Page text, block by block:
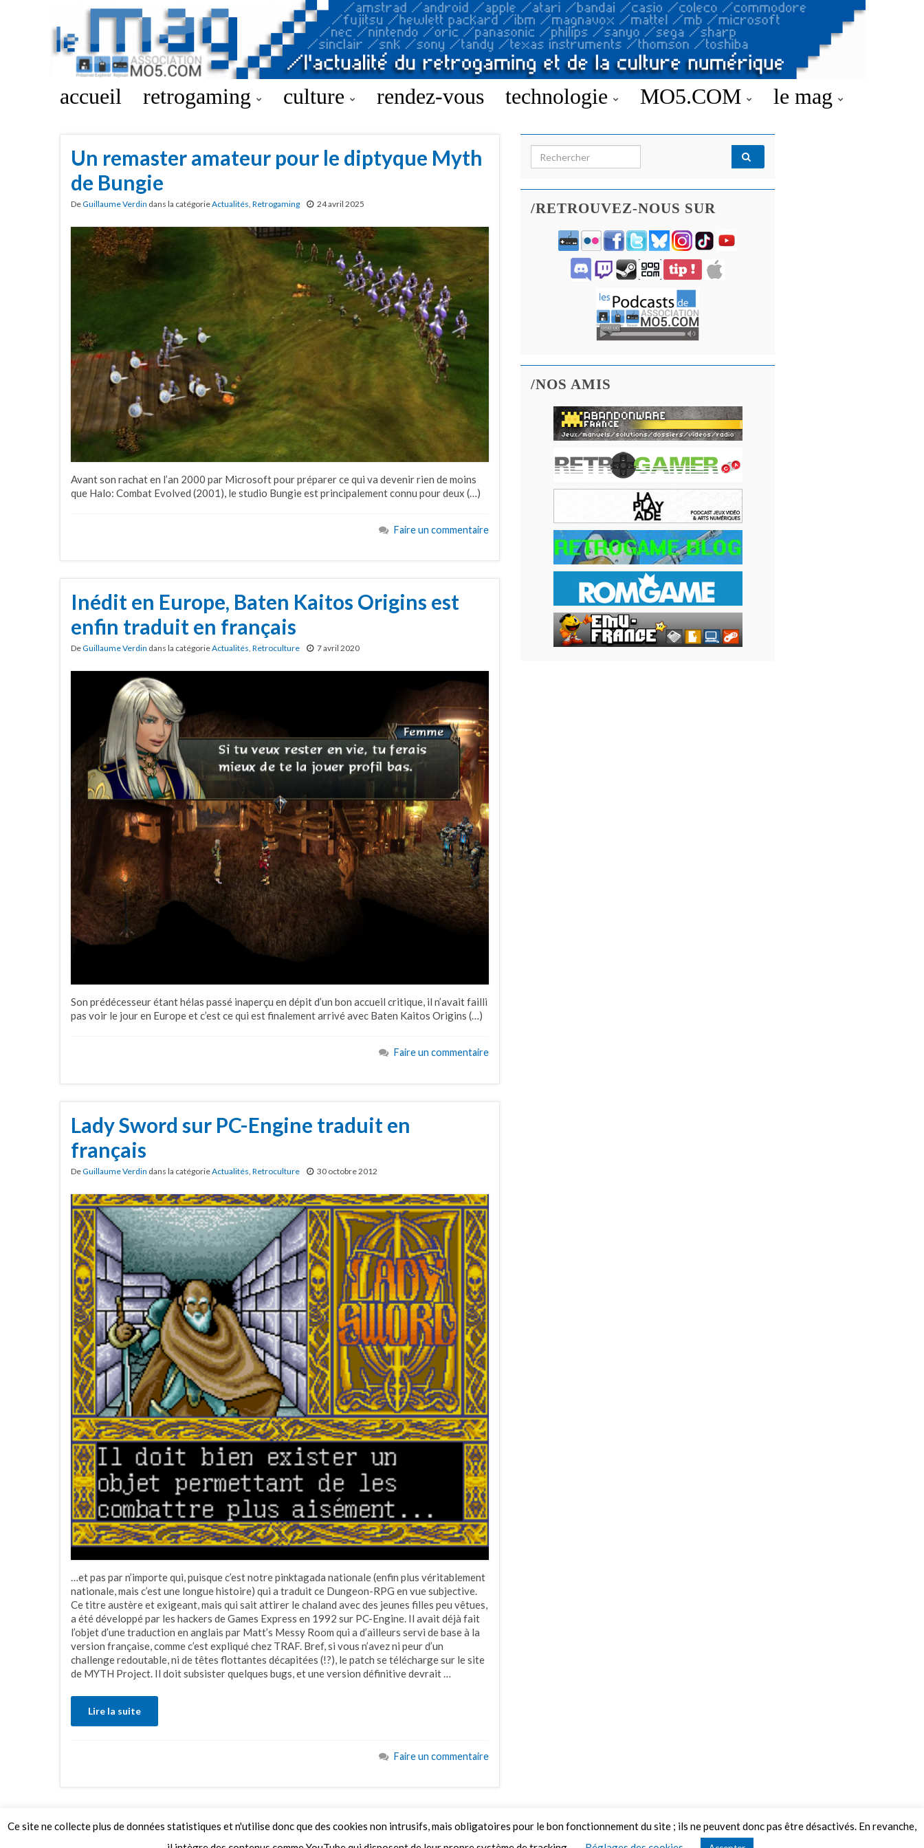
accueil retrogaming culture rendez-vous technologie MO5.COM le mag
Un remaster amateur pour le diptyque Myth
de Bungie
DeGuillaume Verdin dans la catégorieActualités, Retrogaming 24 avril 2025
Avant son rachat en l’an 2000 par Microsoft pour préparer ce qui va devenir rien de moins
que Halo: Combat Evolved (2001), le studio Bungie est principalement connu pour deux (…)
Faire un commentaire
Inédit en Europe, Baten Kaitos Origins est
enfin traduit en français
DeGuillaume Verdin dans la catégorieActualités, Retroculture 7 avril 2020
Son prédécesseur étant hélas passé inaperçu en dépit d’un bon accueil critique, il n’avait failli
pas voir le jour en Europe et c’est ce qui est finalement arrivé avec Baten Kaitos Origins (…)
Faire un commentaire
Lady Sword sur PC-Engine traduit en
français
DeGuillaume Verdin dans la catégorieActualités, Retroculture 30 octobre 2012
…et pas par n’importe qui, puisque c’est notre pinktagada nationale (enfin plus véritablement
nationale, mais c’est une longue histoire) qui a traduit ce Dungeon-RPG en vue subjective.
Ce titre austère et exigeant, mais qui sait attirer le chaland avec des jeunes filles peu vêtues,
a été développé par les hackers de Games Express en 1992 sur PC-Engine. Il avait déjà fait
l’objet d’une traduction en anglais par Matt’s Messy Room qui a d’ailleurs servi de base à la
version française, comme c’est expliqué chez TRAF. Bref, si vous n’avez ni peur d’un
challenge redoutable, ni de têtes flottantes décapitées (!?), le patch se télécharge sur le site
de MYTH Project. Il doit subsister quelques bugs, et une version définitive devrait …
Lire la suite
Faire un commentaire
Search for:
/RETROUVEZ-NOUS SUR
/NOS AMIS
Ce site ne collecte plus de données statistiques et n'utilise donc que des cookies non intrusifs, mais obligatoires pour le bon fonctionnement du site ; ils ne peuvent donc pas être désactivés. En revanche,